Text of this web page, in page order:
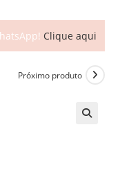
Clique aqui
Próximo produto